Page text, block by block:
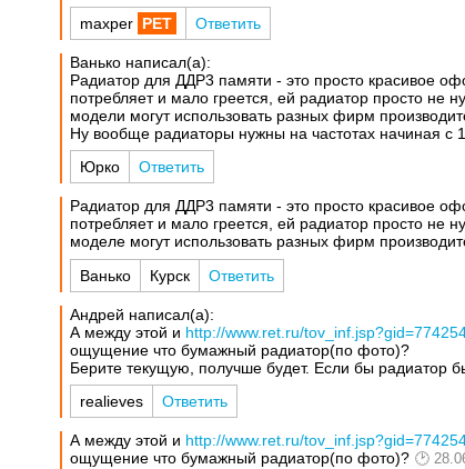
maxper Ответить
Ванько написал(а):
Радиатор для ДДР3 памяти - это просто красивое
потребляет и мало греется, ей радиатор просто не
модели могут использовать разных фирм
Ну вообще радиаторы нужны на частотах начиная
Юрко Ответить
Радиатор для ДДР3 памяти - это просто красивое
потребляет и мало греется, ей радиатор просто не
моделе могут использовать разных фирм
Ванько Курск Ответить
Андрей написал(а):
А между этой и http://www.ret.ru/
ощущение что бумажный радиатор(по фото)?
Берите текущую, получше будет. Если бы радиатор
realieves Ответить
А между этой и http://www.ret.ru/
ощущение что бумажный радиатор(по фото)?